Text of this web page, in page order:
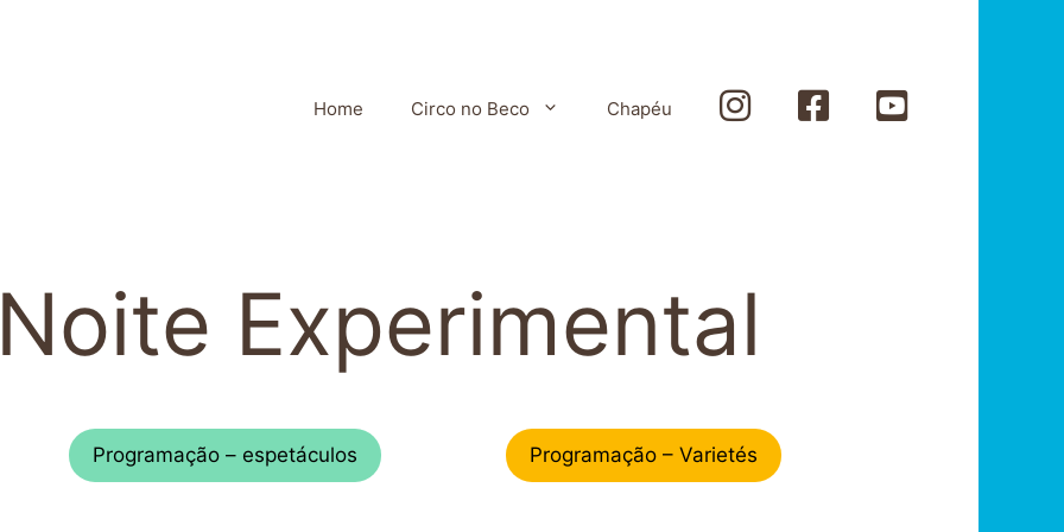
Home Circo no Beco Chapéu Instagram Facebook
Experimental
Programação – espetáculos Programação – Varietés